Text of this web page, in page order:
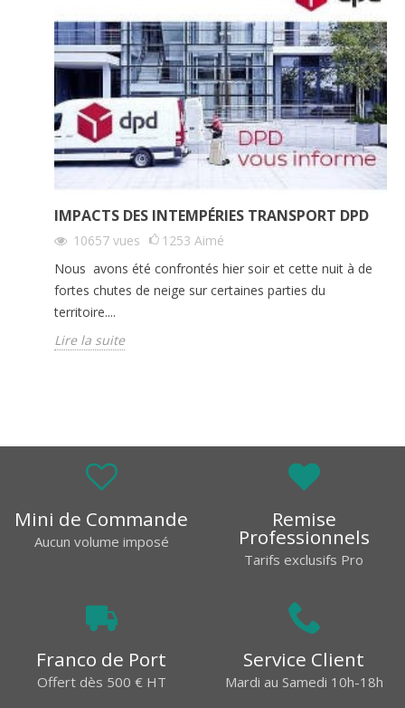
IMPACTS DES INTEMPÉRIES TRANSPORT DPD
10657 vues 1253 Aimé
Nous avons été confrontés hier soir et cette nuit à de
fortes chutes de neige sur certaines parties du
territoire....
Lire la suite
Mini de Commande
Aucun volume imposé
Remise
Professionnels
Tarifs exclusifs Pro
Franco de Port
Offert dès 500 € HT
Service Client
Mardi au Samedi 10h-18h